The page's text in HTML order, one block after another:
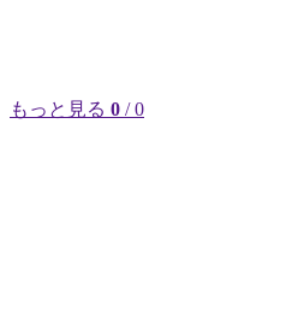
もっと見る 0 / 0